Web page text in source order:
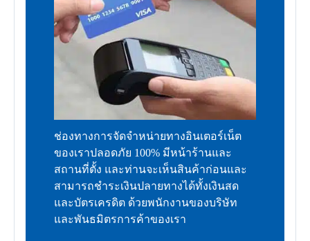
ช่องทางการจัดจำหน่ายทางอินเตอร์เน็ต
ของเราปลอดภัย 100% มีหน้าร้านและ
สถานที่ตั้ง และท่านจะเห็นสินค้าก่อนและ
สามารถชำระเงินปลายทางได้ทั้งเงินสด
และบัตรเครดิต ด้วยพนักงานของบริษัท
และพันธมิตรการค้าของเรา